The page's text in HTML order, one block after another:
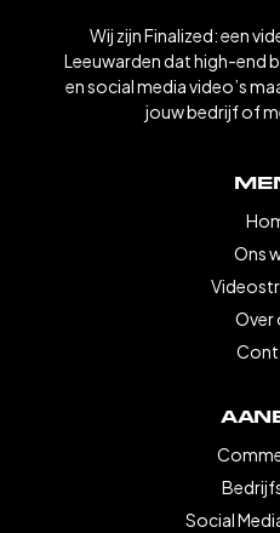
Wij zijn Finalized: een
Leeuwarden dat high-end
en social media video’s
jouw bedrijf of
Ons
Over
Social